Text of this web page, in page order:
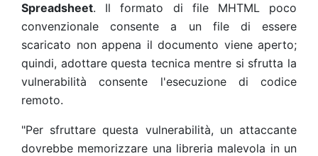
Spreadsheet. Il formato di file MHTML poco
convenzionale consente a un file di essere
scaricato non appena il documento viene aperto;
quindi, adottare questa tecnica mentre si sfrutta la
vulnerabilità consente l'esecuzione di codice
remoto.
"Per sfruttare questa vulnerabilità, un attaccante
dovrebbe memorizzare una libreria malevola in un